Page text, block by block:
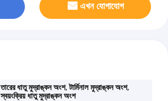
এখন যোগাযোগ
তারের ধাতু মুদ্রাঙ্কন অংশ,টার্মিনাল মুদ্রাঙ্কন অংশ,
স্বয়ংক্রিয় ধাতু মুদ্রাঙ্কন অংশ